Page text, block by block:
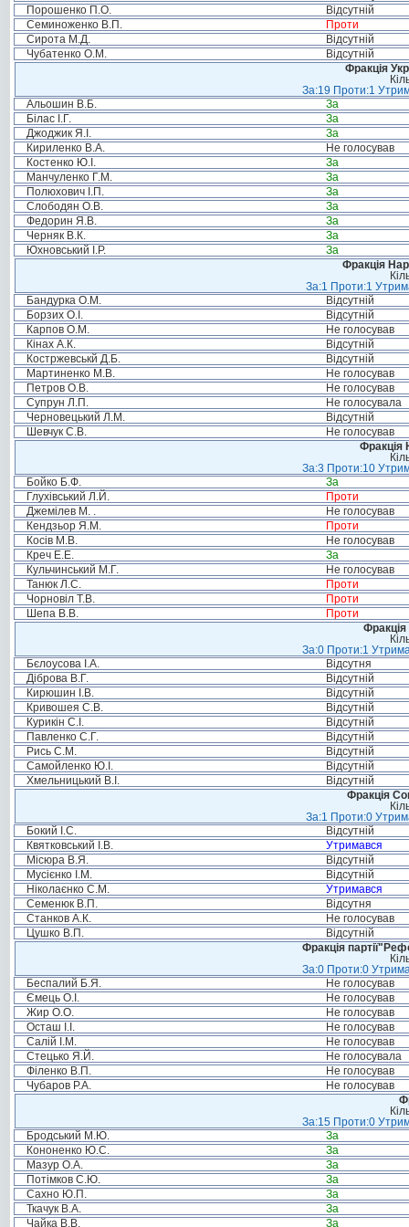
Порошенко П.О.
Відсутній
Семиноженко В.П.
Проти
Сирота М.Д.
Відсутній
Чубатенко О.М.
Відсутній
Фракція
За:19 Проти:1
Альошин В.Б.
За
Білас І.Г.
За
Джоджик Я.І.
За
Кириленко В.А.
Не голосував
Костенко Ю.І.
За
Манчуленко Г.М.
За
Полюхович І.П.
За
Слободян О.В.
За
Федорин Я.В.
За
Черняк В.К.
За
Юхновський І.Р.
За
Фракція
За:1 Проти:1
Бандурка О.М.
Відсутній
Борзих О.І.
Відсутній
Карпов О.М.
Не голосував
Кінах А.К.
Відсутній
Костржевськй Д.Б.
Відсутній
Мартиненко М.В.
Не голосував
Петров О.В.
Не голосував
Супрун Л.П.
Не голосувала
Черновецький Л.М.
Відсутній
Шевчук С.В.
Не голосував
Фракція
За:3 Проти:10
Бойко Б.Ф.
За
Глухівський Л.Й.
Проти
Джемілев М. .
Не голосував
Кендзьор Я.М.
Проти
Косів М.В.
Не голосував
Креч Е.Е.
За
Кульчинський М.Г.
Не голосував
Танюк Л.С.
Проти
Чорновіл Т.В.
Проти
Шепа В.В.
Проти
Фракція
За:0 Проти:1
Бєлоусова І.А.
Відсутня
Діброва В.Г.
Відсутній
Кирюшин І.В.
Відсутній
Кривошея С.В.
Відсутній
Курикін С.І.
Відсутній
Павленко С.Г.
Відсутній
Рись С.М.
Відсутній
Самойленко Ю.І.
Відсутній
Хмельницький В.І.
Відсутній
Фракція
За:1 Проти:0
Бокий І.С.
Відсутній
Квятковський І.В.
Утримався
Місюра В.Я.
Відсутній
Мусієнко І.М.
Відсутній
Ніколаєнко С.М.
Утримався
Семенюк В.П.
Відсутня
Станков А.К.
Не голосував
Цушко В.П.
Відсутній
Фракція
За:0 Проти:0
Беспалий Б.Я.
Не голосував
Ємець О.І.
Не голосував
Жир О.О.
Не голосував
Осташ І.І.
Не голосував
Салій І.М.
Не голосував
Стецько Я.Й.
Не голосувала
Філенко В.П.
Не голосував
Чубаров Р.А.
Не голосував
За:15 Проти:0
Бродський М.Ю.
За
Кононенко Ю.С.
За
Мазур О.А.
За
Потімков С.Ю.
За
Сахно Ю.П.
За
Ткачук В.А.
За
Чайка В.В.
За